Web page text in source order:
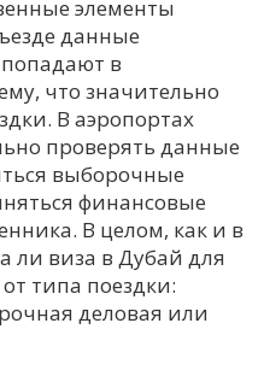
элементы
данные
в
что значительно
В аэропортах
проверять данные
выборочные
финансовые
В целом, как и в
ли виза в Дубай для
типа поездки:
деловая или